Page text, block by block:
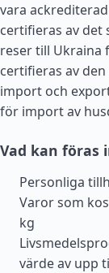
vara
certifieras av
reser till Ukraina
certifieras av
import och
för import av
Vad kan föras
Personliga
Varor som
kg
värde av upp